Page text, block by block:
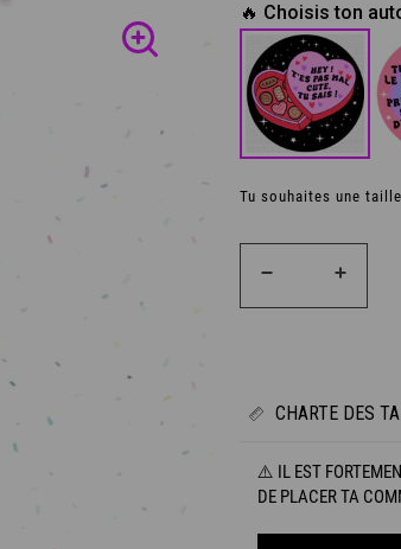
🔥 Choisis ton
Tu souhaites une
CHARTE DES
⚠️ IL EST
DE PLACER TA